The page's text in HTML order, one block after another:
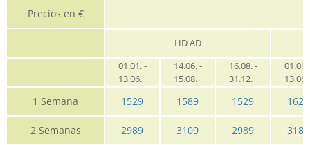
Precios en €
HD AD
01.01. -
13.06.
14.06. -
15.08.
16.08. -
31.12.
01.01.
1 Semana 1529 1589 1529 1629
2 Semanas 2989 3109 2989 3189